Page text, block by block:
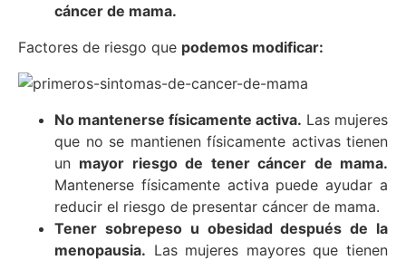
cáncer de mama.
Factores de riesgo que podemos modificar:
No mantenerse físicamente activa. Las mujeres
que no se mantienen físicamente activas tienen
un mayor riesgo de tener cáncer de mama.
Mantenerse físicamente activa puede ayudar a
reducir el riesgo de presentar cáncer de mama.
Tener sobrepeso u obesidad después de la
menopausia. Las mujeres mayores que tienen